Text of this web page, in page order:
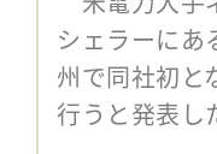
シェラーにあ
州で同社初と
行うと発表し